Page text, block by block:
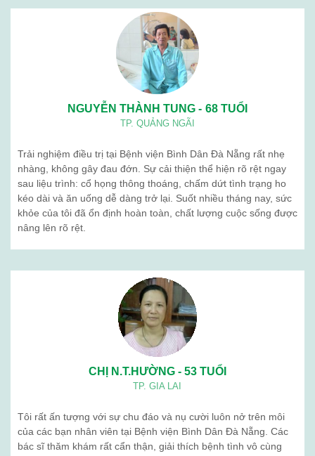
NGUYỄN THÀNH TUNG - 68 TUỔI
TP. QUẢNG NGÃI
Trải nghiệm điều trị tại Bệnh viện Bình Dân Đà Nẵng rất nhẹ
nhàng, không gây đau đớn. Sự cải thiện thể hiện rõ rệt ngay
sau liệu trình: cổ họng thông thoáng, chấm dứt tình trạng ho
kéo dài và ăn uống dễ dàng trở lại. Suốt nhiều tháng nay, sức
khỏe của tôi đã ổn định hoàn toàn, chất lượng cuộc sống được
nâng lên rõ rệt.
CHỊ N.T.HƯỜNG - 53 TUỔI
TP. GIA LAI
Tôi rất ấn tượng với sự chu đáo và nụ cười luôn nở trên môi
của các bạn nhân viên tại Bệnh viện Bình Dân Đà Nẵng. Các
bác sĩ thăm khám rất cẩn thận, giải thích bệnh tình vô cùng